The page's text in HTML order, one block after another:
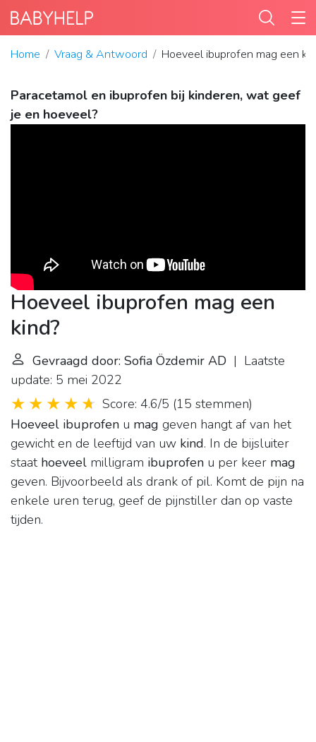
Home Vraag & Antwoord Hoeveel ibuprofen mag een
Paracetamol en ibuprofen bij kinderen, wat geef
je en hoeveel?
Hoeveel ibuprofen mag een
kind?
Gevraagd door: Sofia Özdemir AD | Laatste
update: 5 mei 2022
Score: 4.6/5 (15 stemmen)
Hoeveel ibuprofen u mag geven hangt af van het
gewicht en de leeftijd van uw kind. In de bijsluiter
staat hoeveel milligram ibuprofen u per keer mag
geven. Bijvoorbeeld als drank of pil. Komt de pijn na
enkele uren terug, geef de pijnstiller dan op vaste
tijden.